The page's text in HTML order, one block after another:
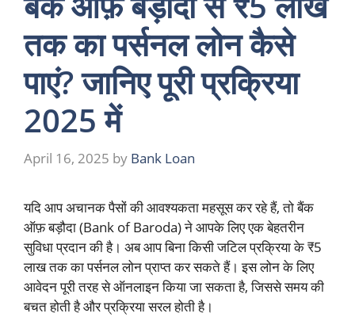
तक का पर्सनल लोन कैसे
पाएं? जानिए पूरी प्रक्रिया
2025 में
April 16, 2025 by Bank Loan
यदि आप अचानक पैसों की आवश्यकता महसूस कर रहे हैं, तो बैंक
ऑफ़ बड़ौदा (Bank of Baroda) ने आपके लिए एक बेहतरीन
सुविधा प्रदान की है। अब आप बिना किसी जटिल प्रक्रिया के ₹5
लाख तक का पर्सनल लोन प्राप्त कर सकते हैं। इस लोन के लिए
आवेदन पूरी तरह से ऑनलाइन किया जा सकता है, जिससे समय की
बचत होती है और प्रक्रिया सरल होती है।